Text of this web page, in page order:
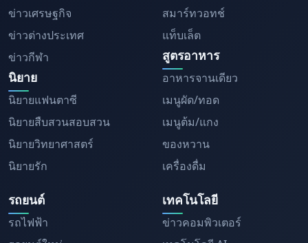
ข่าวเศรษฐกิจ
ข่าวต่างประเทศ
ข่าวกีฬา
นิยาย
นิยายแฟนตาซี
นิยายสืบสวนสอบสวน
นิยายวิทยาศาสตร์
นิยายรัก
สมาร์ทวอทช์
แท็บเล็ต
สูตรอาหาร
อาหารจานเดียว
เมนูผัด/ทอด
เมนูต้ม/แกง
ของหวาน
เครื่องดื่ม
รถยนต์
รถไฟฟ้า
เทคโนโลยี
ข่าวคอมพิวเตอร์